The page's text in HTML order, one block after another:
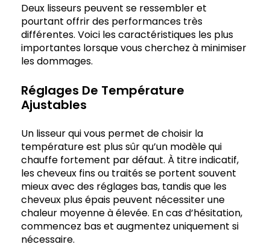
Deux lisseurs peuvent se ressembler et
pourtant offrir des performances très
différentes. Voici les caractéristiques les plus
importantes lorsque vous cherchez à minimiser
les dommages.
Réglages De Température
Ajustables
Un lisseur qui vous permet de choisir la
température est plus sûr qu’un modèle qui
chauffe fortement par défaut. À titre indicatif,
les cheveux fins ou traités se portent souvent
mieux avec des réglages bas, tandis que les
cheveux plus épais peuvent nécessiter une
chaleur moyenne à élevée. En cas d’hésitation,
commencez bas et augmentez uniquement si
nécessaire.